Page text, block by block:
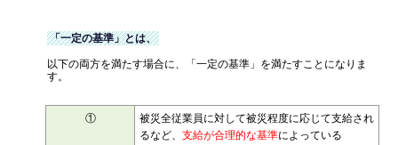
「一定の基準」とは、
以下の両方を満たす場合に、「一定の基準」を満たすことになりま
す。
①
被災全従業員に対して被災程度に応じて支給され
るなど、 支給が合理的な基準によっている